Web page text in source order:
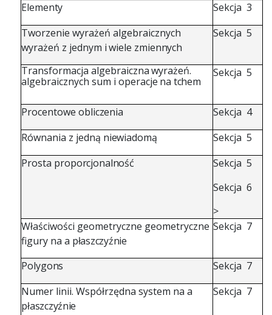
Elementy
Sekcja 3
Tworzenie wyrażeń algebraicznych
wyrażeń z jednym i wiele zmiennych
Sekcja 5
Transformacja algebraiczna wyrażeń.
algebraicznych sum i operacje natchem
Sekcja 5
Procentowe obliczenia Sekcja 4
Równania z jedną niewiadomą Sekcja 5
Prosta proporcjonalność Sekcja 5
Sekcja 6
>
Właściwości geometryczne geometryczne
figury na a płaszczyźnie
Sekcja 7
Polygons Sekcja 7
Numer linii. Współrzędna system na a
płaszczyźnie
Sekcja 7